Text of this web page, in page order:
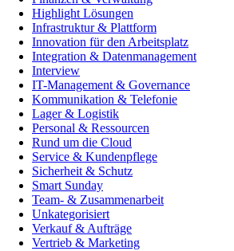
Highlight Lösungen
Infrastruktur & Plattform
Innovation für den Arbeitsplatz
Integration & Datenmanagement
Interview
IT-Management & Governance
Kommunikation & Telefonie
Lager & Logistik
Personal & Ressourcen
Rund um die Cloud
Service & Kundenpflege
Sicherheit & Schutz
Smart Sunday
Team- & Zusammenarbeit
Unkategorisiert
Verkauf & Aufträge
Vertrieb & Marketing